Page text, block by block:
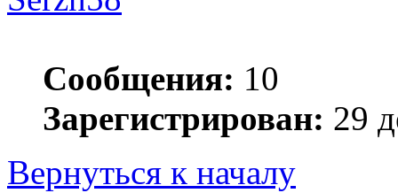
Сообщения: 10
Зарегистрирован: 29
Вернуться к началу